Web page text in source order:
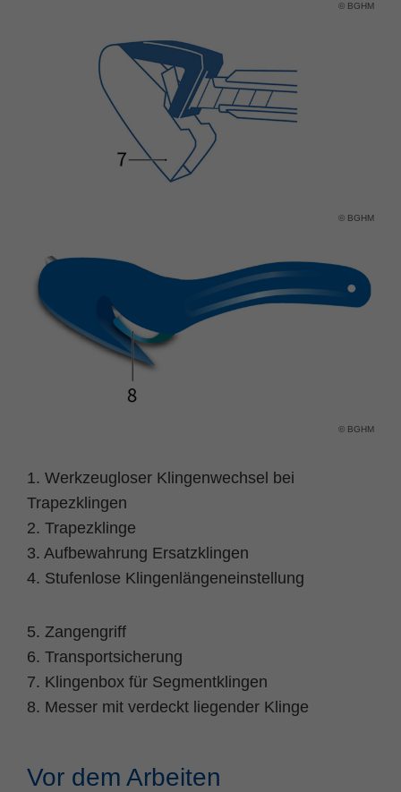
© BGHM
© BGHM
© BGHM
1. Werkzeugloser Klingenwechsel bei
Trapezklingen
2. Trapezklinge
3. Aufbewahrung Ersatzklingen
4. Stufenlose Klingenlängeneinstellung
5. Zangengriff
6. Transportsicherung
7. Klingenbox für Segmentklingen
8. Messer mit verdeckt liegender Klinge
Vor dem Arbeiten
Dieses Cookie ist ein Standard-Session-
eines Benutzer-Logins die Session ID
mithilfe derer der eingeloggte User
wiedererkannt wird, um ihm Zugang zu
geschützten Bereichen zu gewähren.
PHPSESSID
Zweck PHPs Standard Sitzungs Identifikation